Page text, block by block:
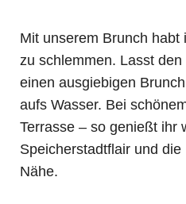
Mit unserem Brunch
zu schlemmen. Lasst
einen ausgiebigen
aufs Wasser. Bei
Terrasse – so genießt ihr
Speicherstadtflair und
Nähe.